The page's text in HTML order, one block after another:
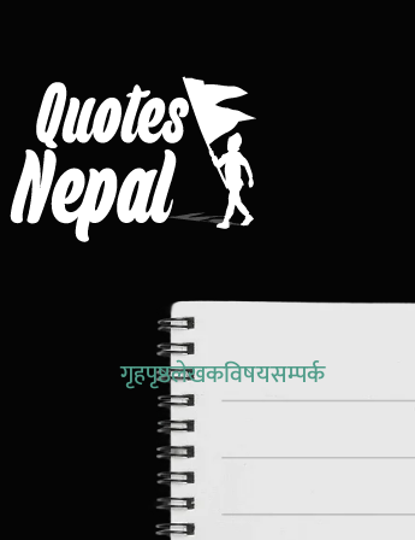
अज्ञात
विलियम सेक्सपियर
विन्स्टन चर्चिल
गृहपृष्ठलेखकविषयसम्पर्क